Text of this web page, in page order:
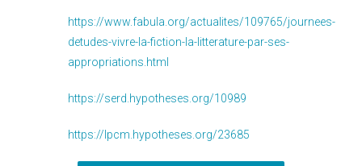
https://www.fabula.org/actualites/109765/journees-
detudes-vivre-la-fiction-la-litterature-par-ses-
appropriations.html
https://serd.hypotheses.org/10989
https://lpcm.hypotheses.org/23685